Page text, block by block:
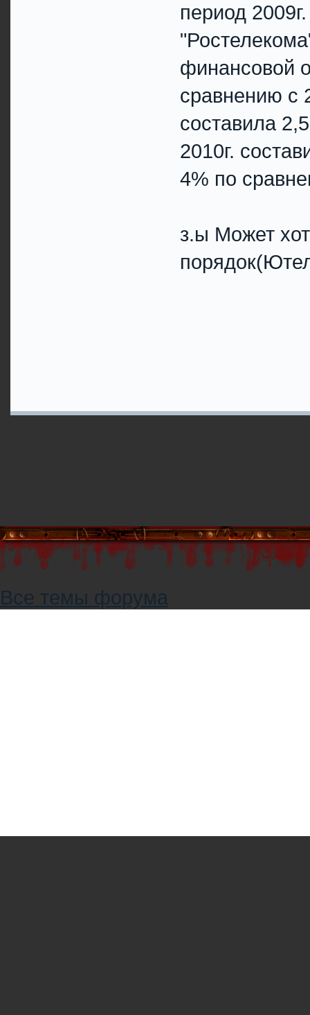
период
финансовой
сравнению с
составила
2010г.
4% по
з.ы Может
Все темы форума